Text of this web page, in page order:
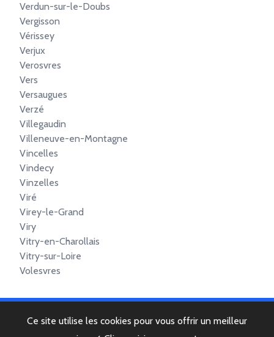
Verdun-sur-le-Doubs
Vergisson
Vérissey
Verjux
Verosvres
Vers
Versaugues
Verzé
Villegaudin
Villeneuve-en-Montagne
Vincelles
Vindecy
Vinzelles
Viré
Virey-le-Grand
Viry
Vitry-en-Charollais
Vitry-sur-Loire
Volesvres
Mentions légales
Ce site utilise les cookies pour vous offrir un meilleur